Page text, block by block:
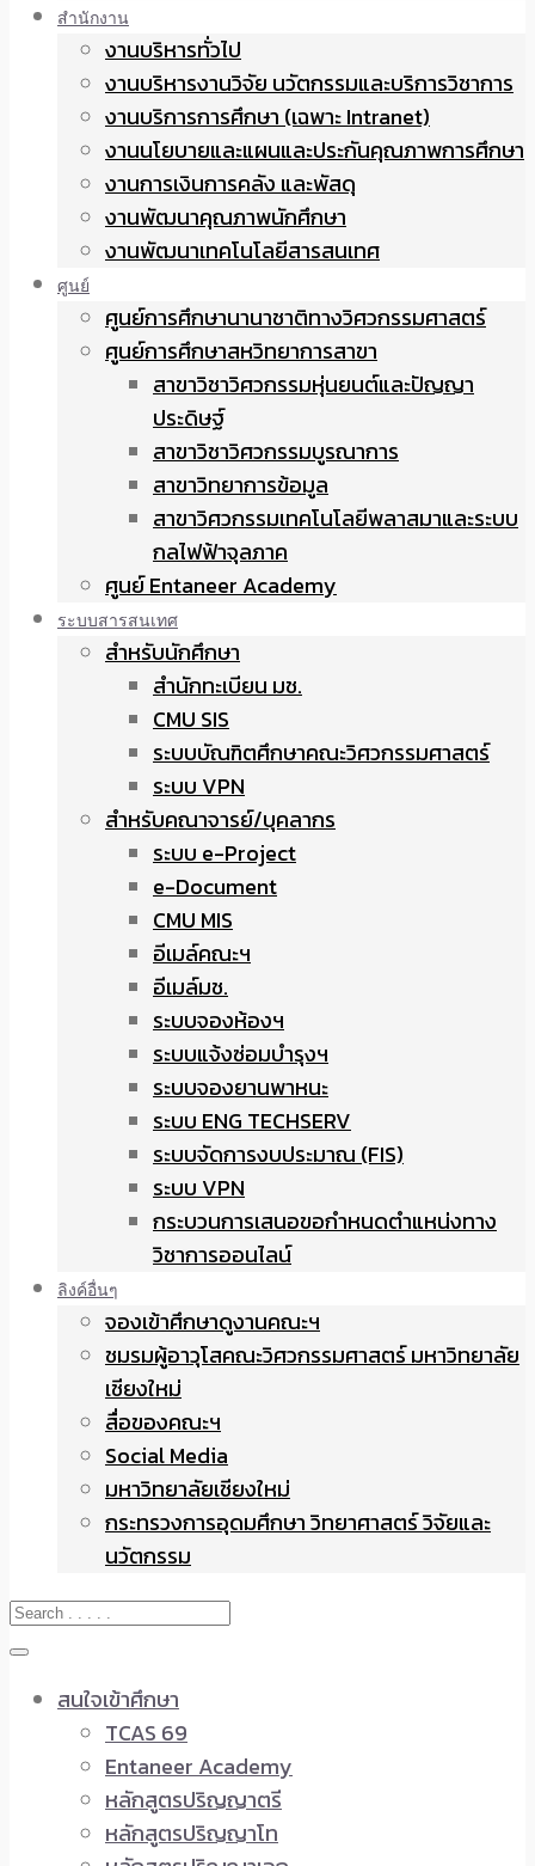
สำนักงาน
งานบริหารทั่วไป
งานบริหารงานวิจัย นวัตกรรมและบริการวิชาการ
งานบริการการศึกษา (เฉพาะ Intranet)
งานนโยบายและแผนและประกันคุณภาพการศึกษา
งานการเงินการคลัง และพัสดุ
งานพัฒนาคุณภาพนักศึกษา
งานพัฒนาเทคโนโลยีสารสนเทศ
ศูนย์
ศูนย์การศึกษานานาชาติทางวิศวกรรมศาสตร์
ศูนย์การศึกษาสหวิทยาการสาขา
สาขาวิชาวิศวกรรมหุ่นยนต์และปัญญา
ประดิษฐ์
สาขาวิชาวิศวกรรมบูรณาการ
สาขาวิทยาการข้อมูล
สาขาวิศวกรรมเทคโนโลยีพลาสมาและระบบ
กลไฟฟ้าจุลภาค
ศูนย์ Entaneer Academy
ระบบสารสนเทศ
สำหรับนักศึกษา
สำนักทะเบียน มช.
CMU SIS
ระบบบัณฑิตศึกษาคณะวิศวกรรมศาสตร์
ระบบ VPN
สำหรับคณาจารย์/บุคลากร
ระบบ e-Project
e-Document
CMU MIS
อีเมล์คณะฯ
อีเมล์มช.
ระบบจองห้องฯ
ระบบแจ้งซ่อมบำรุงฯ
ระบบจองยานพาหนะ
ระบบ ENG TECHSERV
ระบบจัดการงบประมาณ (FIS)
ระบบ VPN
กระบวนการเสนอขอกำหนดตำแหน่งทาง
วิชาการออนไลน์
ลิงค์อื่นๆ
จองเข้าศึกษาดูงานคณะฯ
ชมรมผู้อาวุโสคณะวิศวกรรมศาสตร์ มหาวิทยาลัย
เชียงใหม่
สื่อของคณะฯ
Social Media
มหาวิทยาลัยเชียงใหม่
กระทรวงการอุดมศึกษา วิทยาศาสตร์ วิจัยและ
นวัตกรรม
สนใจเข้าศึกษา
TCAS 69
Entaneer Academy
หลักสูตรปริญญาตรี
หลักสูตรปริญญาโท